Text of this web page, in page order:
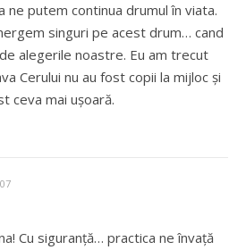
ne putem continua drumul în viata.
singuri pe acest drum… cand
alegerile noastre. Eu am trecut
Cerului nu au fost copii la mijloc și
ceva mai ușoară.
Cu siguranță… practica ne învață